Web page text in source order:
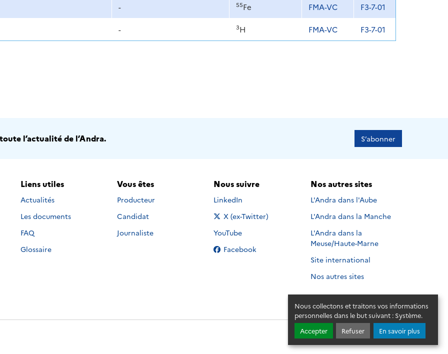
Nous collectons et traitons vos informations
personnelles dans le but suivant : Système.
Accepter
Refuser En savoir plus
- 55Fe FMA-VC F3-7-01
- 3H FMA-VC F3-7-01
l’actualité de l’Andra. S’abonner
Liens utiles
Actualités
Les documents
FAQ
Glossaire
Vous êtes
Producteur
Candidat
Journaliste
Nous suivre
Nous suivre sur
LinkedIn
Nous suivre sur
X (ex-Twitter)
Nous suivre sur
YouTube
Nous suivre sur
Facebook
Nos autres sites
L'Andra dans l'Aube
L'Andra dans la Manche
L'Andra dans la
Meuse/Haute-Marne
Site international
Nos autres sites
© 2026 - Andra. Tous droits réservés.